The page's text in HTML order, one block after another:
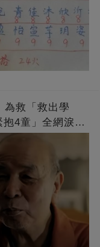
為救「救出學
4童」全網淚